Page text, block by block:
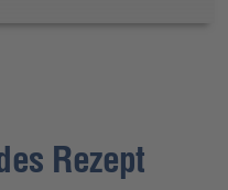
Rezept